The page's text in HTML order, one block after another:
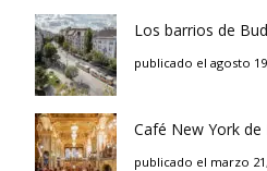
Los barrios de
publicado el agosto
Café New York
publicado el marzo